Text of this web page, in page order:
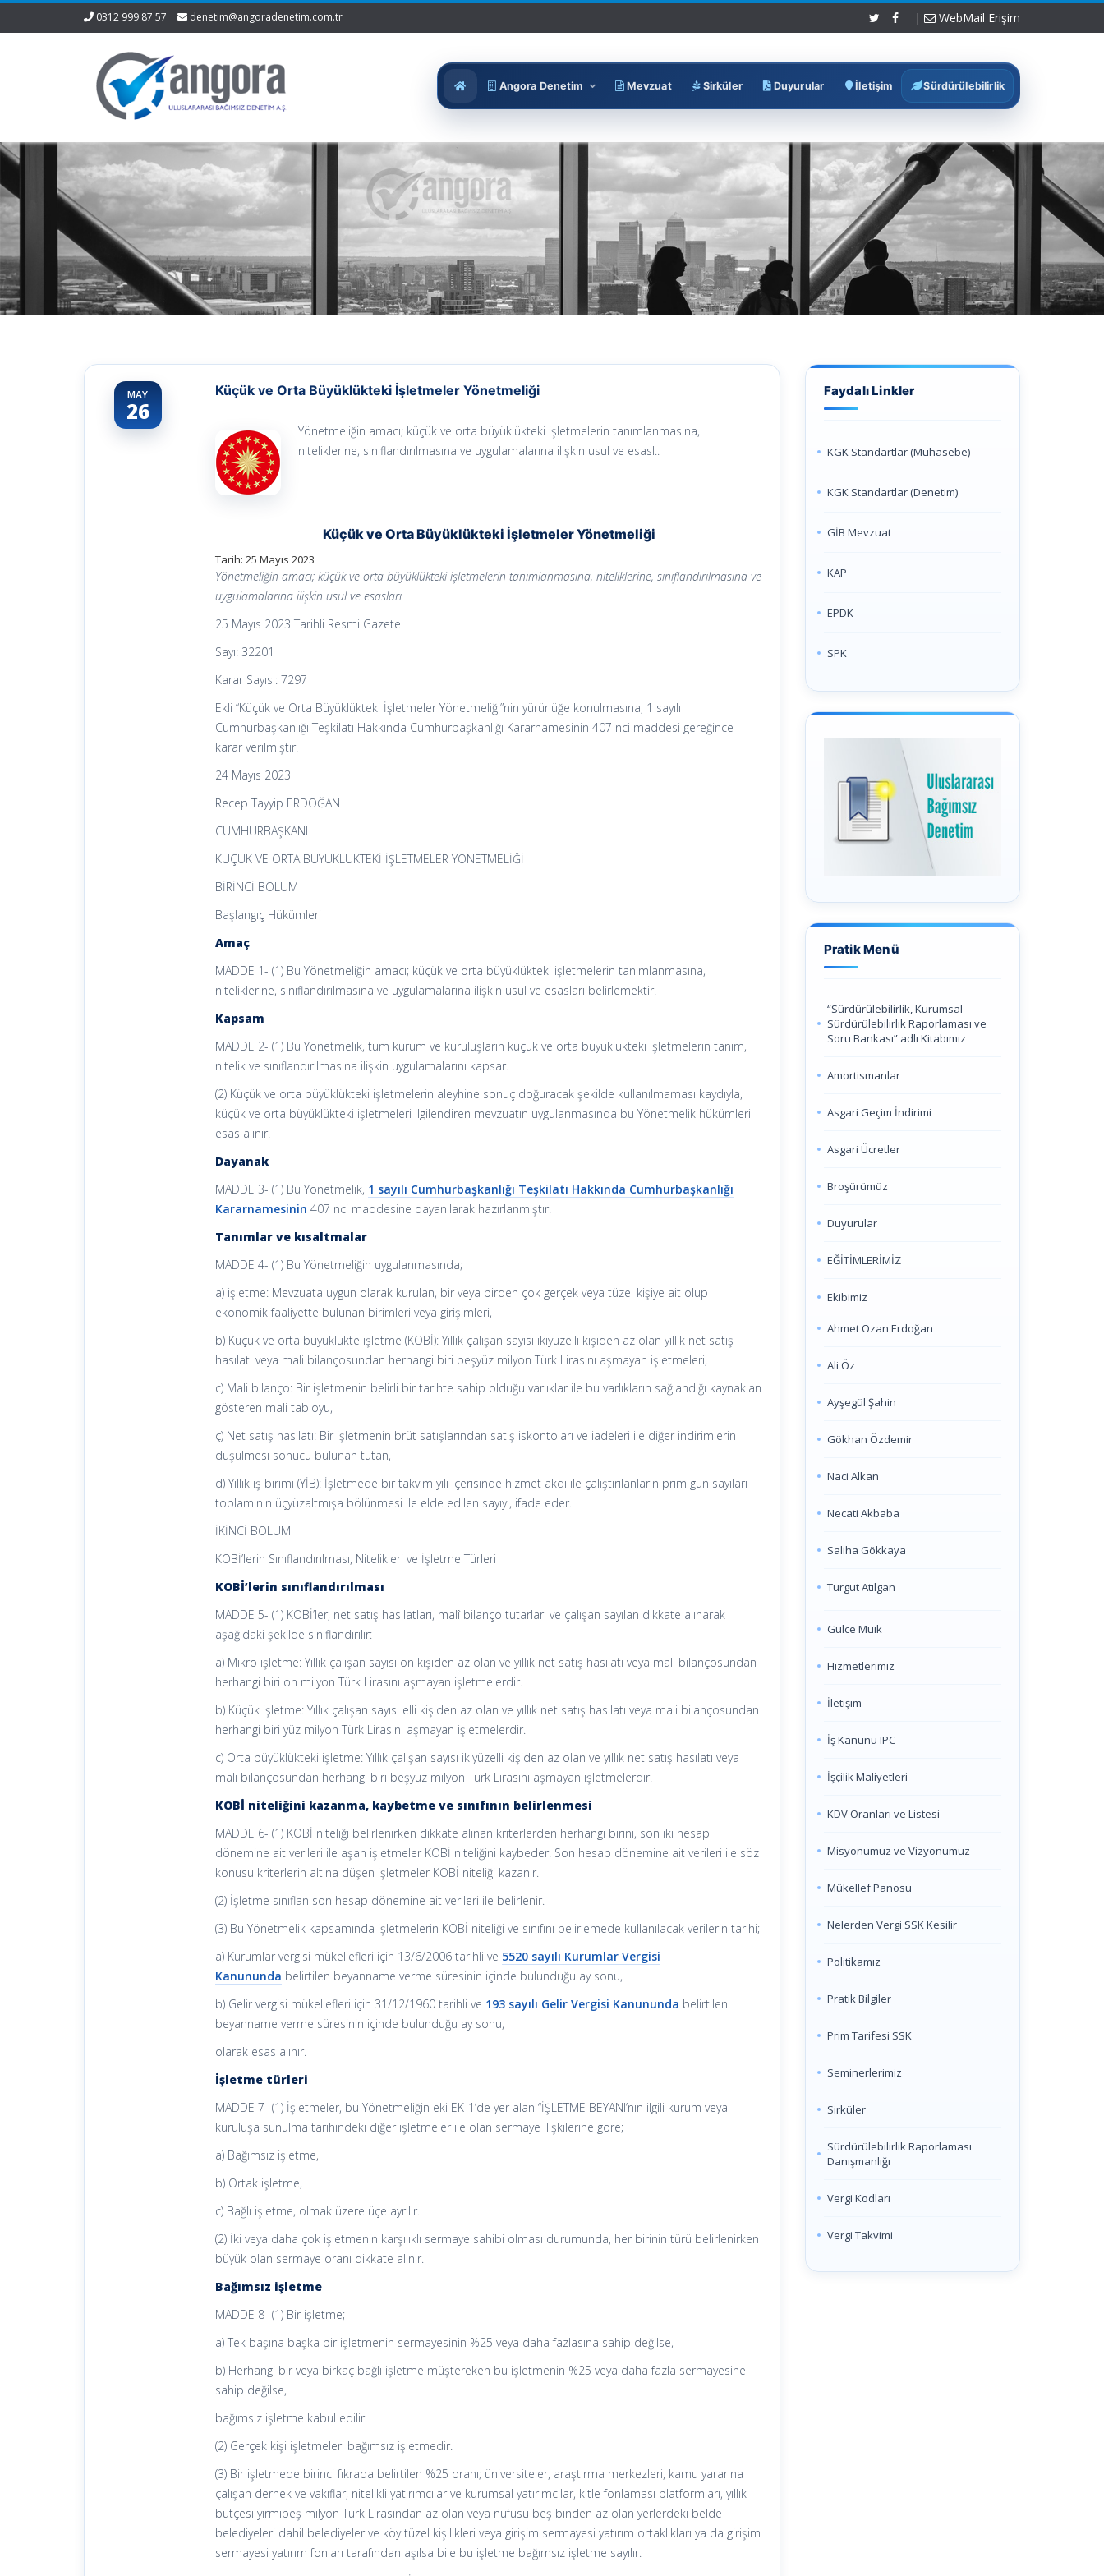
0312 999 87 57 denetim@angoradenetim.com.tr | WebMail Erişim
Angora Denetim Mevzuat Sirküler Duyurular İletişim Sürdürülebilirlik
MAY
26
Küçük ve Orta Büyüklükteki İşletmeler Yönetmeliği
Yönetmeliğin amacı; küçük ve orta büyüklükteki işletmelerin tanımlanmasına,
niteliklerine, sınıflandırılmasına ve uygulamalarına ilişkin usul ve esasl..
Küçük ve Orta Büyüklükteki İşletmeler Yönetmeliği
Tarih: 25 Mayıs 2023
Yönetmeliğin amacı; küçük ve orta büyüklükteki işletmelerin tanımlanmasına, niteliklerine, sınıflandırılmasına ve
uygulamalarına ilişkin usul ve esasları
25 Mayıs 2023 Tarihli Resmi Gazete
Sayı: 32201
Karar Sayısı: 7297
Ekli “Küçük ve Orta Büyüklükteki İşletmeler Yönetmeliği”nin yürürlüğe konulmasına, 1 sayılı
Cumhurbaşkanlığı Teşkilatı Hakkında Cumhurbaşkanlığı Kararnamesinin 407 nci maddesi gereğince
karar verilmiştir.
24 Mayıs 2023
Recep Tayyip ERDOĞAN
CUMHURBAŞKANI
KÜÇÜK VE ORTA BÜYÜKLÜKTEKİ İŞLETMELER YÖNETMELİĞİ
BİRİNCİ BÖLÜM
Başlangıç Hükümleri
Amaç
MADDE 1- (1) Bu Yönetmeliğin amacı; küçük ve orta büyüklükteki işletmelerin tanımlanmasına,
niteliklerine, sınıflandırılmasına ve uygulamalarına ilişkin usul ve esasları belirlemektir.
Kapsam
MADDE 2- (1) Bu Yönetmelik, tüm kurum ve kuruluşların küçük ve orta büyüklükteki işletmelerin tanım,
nitelik ve sınıflandırılmasına ilişkin uygulamalarını kapsar.
(2) Küçük ve orta büyüklükteki işletmelerin aleyhine sonuç doğuracak şekilde kullanılmaması kaydıyla,
küçük ve orta büyüklükteki işletmeleri ilgilendiren mevzuatın uygulanmasında bu Yönetmelik hükümleri
esas alınır.
Dayanak
MADDE 3- (1) Bu Yönetmelik, 1 sayılı Cumhurbaşkanlığı Teşkilatı Hakkında Cumhurbaşkanlığı
Kararnamesinin 407 nci maddesine dayanılarak hazırlanmıştır.
Tanımlar ve kısaltmalar
MADDE 4- (1) Bu Yönetmeliğin uygulanmasında;
a) işletme: Mevzuata uygun olarak kurulan, bir veya birden çok gerçek veya tüzel kişiye ait olup
ekonomik faaliyette bulunan birimleri veya girişimleri,
b) Küçük ve orta büyüklükte işletme (KOBİ): Yıllık çalışan sayısı ikiyüzelli kişiden az olan yıllık net satış
hasılatı veya mali bilançosundan herhangi biri beşyüz milyon Türk Lirasını aşmayan işletmeleri,
c) Mali bilanço: Bir işletmenin belirli bir tarihte sahip olduğu varlıklar ile bu varlıkların sağlandığı kaynaklan
gösteren mali tabloyu,
ç) Net satış hasılatı: Bir işletmenin brüt satışlarından satış iskontoları ve iadeleri ile diğer indirimlerin
düşülmesi sonucu bulunan tutan,
d) Yıllık iş birimi (YİB): İşletmede bir takvim yılı içerisinde hizmet akdi ile çalıştırılanların prim gün sayıları
toplamının üçyüzaltmışa bölünmesi ile elde edilen sayıyı, ifade eder.
İKİNCİ BÖLÜM
KOBİ’lerin Sınıflandırılması, Nitelikleri ve İşletme Türleri
KOBİ’lerin sınıflandırılması
MADDE 5- (1) KOBİ’ler, net satış hasılatları, malî bilanço tutarları ve çalışan sayılan dikkate alınarak
aşağıdaki şekilde sınıflandırılır:
a) Mikro işletme: Yıllık çalışan sayısı on kişiden az olan ve yıllık net satış hasılatı veya mali bilançosundan
herhangi biri on milyon Türk Lirasını aşmayan işletmelerdir.
b) Küçük işletme: Yıllık çalışan sayısı elli kişiden az olan ve yıllık net satış hasılatı veya mali bilançosundan
herhangi biri yüz milyon Türk Lirasını aşmayan işletmelerdir.
c) Orta büyüklükteki işletme: Yıllık çalışan sayısı ikiyüzelli kişiden az olan ve yıllık net satış hasılatı veya
mali bilançosundan herhangi biri beşyüz milyon Türk Lirasını aşmayan işletmelerdir.
KOBİ niteliğini kazanma, kaybetme ve sınıfının belirlenmesi
MADDE 6- (1) KOBİ niteliği belirlenirken dikkate alınan kriterlerden herhangi birini, son iki hesap
dönemine ait verileri ile aşan işletmeler KOBİ niteliğini kaybeder. Son hesap dönemine ait verileri ile söz
konusu kriterlerin altına düşen işletmeler KOBİ niteliği kazanır.
(2) İşletme sınıflan son hesap dönemine ait verileri ile belirlenir.
(3) Bu Yönetmelik kapsamında işletmelerin KOBİ niteliği ve sınıfını belirlemede kullanılacak verilerin tarihi;
a) Kurumlar vergisi mükellefleri için 13/6/2006 tarihli ve 5520 sayılı Kurumlar Vergisi
Kanununda belirtilen beyanname verme süresinin içinde bulunduğu ay sonu,
b) Gelir vergisi mükellefleri için 31/12/1960 tarihli ve 193 sayılı Gelir Vergisi Kanununda belirtilen
beyanname verme süresinin içinde bulunduğu ay sonu,
olarak esas alınır.
İşletme türleri
MADDE 7- (1) İşletmeler, bu Yönetmeliğin eki EK-1’de yer alan “İŞLETME BEYANI’nın ilgili kurum veya
kuruluşa sunulma tarihindeki diğer işletmeler ile olan sermaye ilişkilerine göre;
a) Bağımsız işletme,
b) Ortak işletme,
c) Bağlı işletme, olmak üzere üçe ayrılır.
(2) İki veya daha çok işletmenin karşılıklı sermaye sahibi olması durumunda, her birinin türü belirlenirken
büyük olan sermaye oranı dikkate alınır.
Bağımsız işletme
MADDE 8- (1) Bir işletme;
a) Tek başına başka bir işletmenin sermayesinin %25 veya daha fazlasına sahip değilse,
b) Herhangi bir veya birkaç bağlı işletme müştereken bu işletmenin %25 veya daha fazla sermayesine
sahip değilse,
bağımsız işletme kabul edilir.
(2) Gerçek kişi işletmeleri bağımsız işletmedir.
(3) Bir işletmede birinci fıkrada belirtilen %25 oranı; üniversiteler, araştırma merkezleri, kamu yararına
çalışan dernek ve vakıflar, nitelikli yatırımcılar ve kurumsal yatırımcılar, kitle fonlaması platformları, yıllık
bütçesi yirmibeş milyon Türk Lirasından az olan veya nüfusu beş binden az olan yerlerdeki belde
belediyeleri dahil belediyeler ve köy tüzel kişilikleri veya girişim sermayesi yatırım ortaklıkları ya da girişim
sermayesi yatırım fonları tarafından aşılsa bile bu işletme bağımsız işletme sayılır.
Faydalı Linkler
KGK Standartlar (Muhasebe)
KGK Standartlar (Denetim)
GİB Mevzuat
KAP
EPDK
SPK
Pratik Menü
“Sürdürülebilirlik, Kurumsal
Sürdürülebilirlik Raporlaması ve
Soru Bankası” adlı Kitabımız
Amortismanlar
Asgari Geçim İndirimi
Asgari Ücretler
Broşürümüz
Duyurular
EĞİTİMLERİMİZ
Ekibimiz
Ahmet Ozan Erdoğan
Ali Öz
Ayşegül Şahin
Gökhan Özdemir
Naci Alkan
Necati Akbaba
Saliha Gökkaya
Turgut Atılgan
Gülce Muik
Hizmetlerimiz
İletişim
İş Kanunu IPC
İşçilik Maliyetleri
KDV Oranları ve Listesi
Misyonumuz ve Vizyonumuz
Mükellef Panosu
Nelerden Vergi SSK Kesilir
Politikamız
Pratik Bilgiler
Prim Tarifesi SSK
Seminerlerimiz
Sirküler
Sürdürülebilirlik Raporlaması
Danışmanlığı
Vergi Kodları
Vergi Takvimi